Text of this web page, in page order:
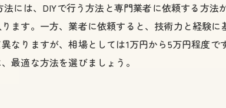
法には、DIYで行う方法と専門業者に依頼する方
ます。一方、業者に依頼すると、技術力と経験
なりますが、相場としては1万円から5万円程度
最適な方法を選びましょう。